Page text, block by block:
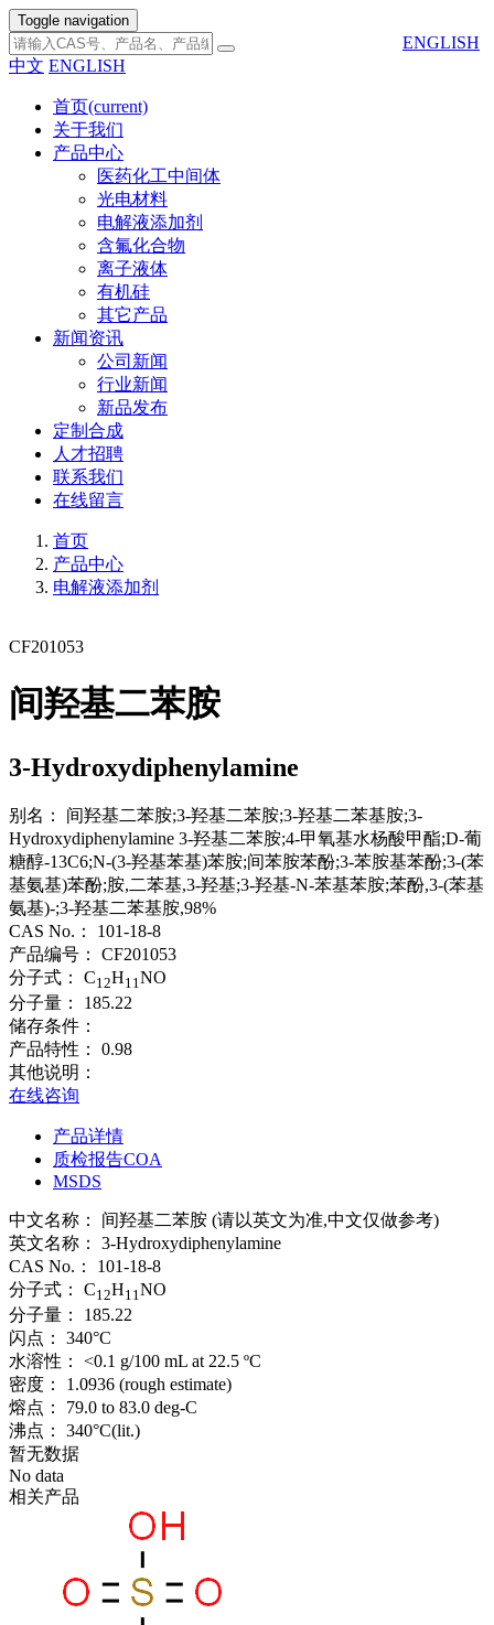
Toggle navigation
ENGLISH
中文 ENGLISH
首页(current)
关于我们
产品中心
医药化工中间体
光电材料
电解液添加剂
含氟化合物
离子液体
有机硅
其它产品
新闻资讯
公司新闻
行业新闻
新品发布
定制合成
人才招聘
联系我们
在线留言
首页
产品中心
电解液添加剂
CF201053
间羟基二苯胺
3-Hydroxydiphenylamine
别名：
间羟基二苯胺;3-羟基二苯胺;3-羟基二苯基胺;3-
Hydroxydiphenylamine 3-羟基二苯胺;4-甲氧基水杨酸甲酯;D-葡
糖醇-13C6;N-(3-羟基苯基)苯胺;间苯胺苯酚;3-苯胺基苯酚;3-(苯
基氨基)苯酚;胺,二苯基,3-羟基;3-羟基-N-苯基苯胺;苯酚,3-(苯基
氨基)-;3-羟基二苯基胺,98%
CAS No.：
101-18-8
产品编号：
CF201053
分子式：
C12H11 NO
分子量：
185.22
储存条件：
产品特性：
0.98
其他说明：
在线咨询
产品详情
质检报告COA
MSDS
中文名称： 间羟基二苯胺 (请以英文为准,中文仅做参考)
英文名称： 3-Hydroxydiphenylamine
CAS No.：
101-18-8
分子式：
C12H11NO
分子量：
185.22
闪点：
340°C
水溶性：
<0.1 g/100 mL at 22.5 ºC
密度：
1.0936 (rough estimate)
熔点：
79.0 to 83.0 deg-C
沸点：
340°C(lit.)
暂无数据
No data
相关产品